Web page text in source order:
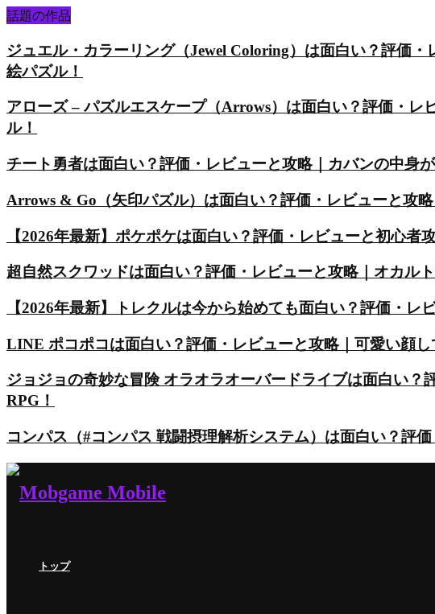
話題の作品
ジュエル・カラーリング（Jewel Coloring）は面白い？評価
絵パズル！
アローズ – パズルエスケープ（Arrows）は面白い？評価・
ル！
チート勇者は面白い？評価・レビューと攻略｜カバンの中身
Arrows & Go（矢印パズル）は面白い？評価・レビューと攻
【2026年最新】ポケポケは面白い？評価・レビューと初心
超自然スクワッドは面白い？評価・レビューと攻略｜オカル
【2026年最新】トレクルは今から始めても面白い？評価・レ
LINE ポコポコは面白い？評価・レビューと攻略｜可愛い顔し
ジョジョの奇妙な冒険 オラオラオーバードライブは面白い
RPG！
コンパス（#コンパス 戦闘摂理解析システム）は面白い？評
トップ